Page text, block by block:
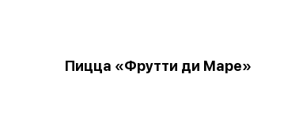
Пицца «Фрутти ди Маре»